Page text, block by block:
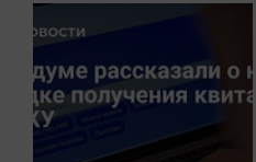
Гороскоп
Дети